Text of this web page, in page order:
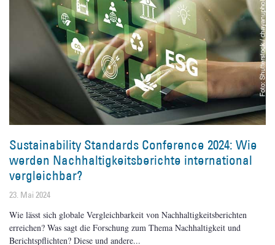
Sustainability Standards Conference 2024: Wie
werden Nachhaltigkeitsberichte international
vergleichbar?
23. Mai 2024
Wie lässt sich globale Vergleichbarkeit von Nachhaltigkeitsberichten
erreichen? Was sagt die Forschung zum Thema Nachhaltigkeit und
Berichtspflichten? Diese und andere